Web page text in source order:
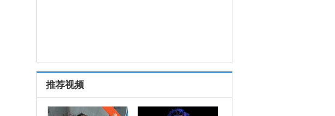
推荐视频